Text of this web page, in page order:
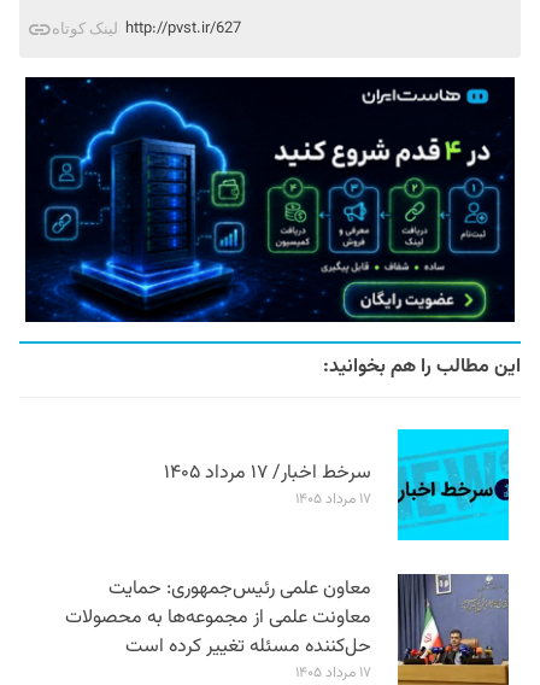
لینک کوتاه http://pvst.ir/627
این مطالب را هم بخوانید:
سرخط اخبار/ ۱۷ مرداد ۱۴۰۵
۱۷ مرداد ۱۴۰۵
معاون علمی رئیس‌جمهوری: حمایت
معاونت علمی از مجموعه‌ها به محصولات
حل‌کننده مسئله تغییر کرده است
۱۷ مرداد ۱۴۰۵